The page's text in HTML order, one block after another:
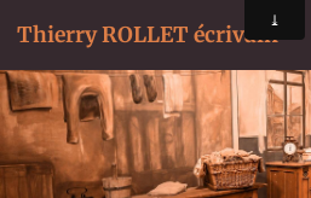
Thierry ROLLET écrivain